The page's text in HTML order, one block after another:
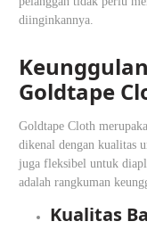
diinginkannya.
Goldtape
Goldtape Cloth
dikenal dengan kualitas
juga fleksibel untuk
adalah rangkuman
Kualitas